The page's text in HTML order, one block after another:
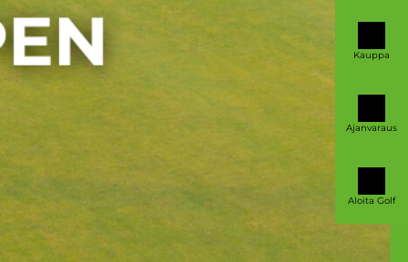
Kauppa
Ajanvaraus
Aloita Golf